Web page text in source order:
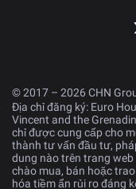
© 2017 – 2026 CHN
Địa chỉ đăng ký: Euro
Vincent and the
chỉ được cung cấp cho
thành tư vấn đầu tư,
dung nào trên trang
chào mua, bán hoặc
hóa tiềm ẩn rủi ro đáng